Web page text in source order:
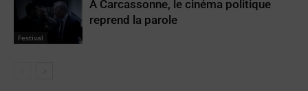
Festival
À Carcassonne, le cinéma politique
reprend la parole